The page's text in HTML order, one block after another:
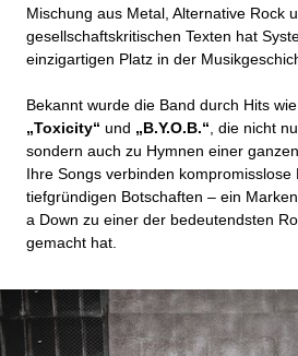
Mischung aus Metal, Alternative Rock
gesellschaftskritischen Texten hat
einzigartigen Platz in der
Bekannt wurde die Band durch Hits wie
„Toxicity“ und „B.Y.O.B.“ , die nicht
sondern auch zu Hymnen einer
Ihre Songs verbinden kompromisslose
tiefgründigen Botschaften – ein
a Down zu einer der bedeutendsten
gemacht hat.